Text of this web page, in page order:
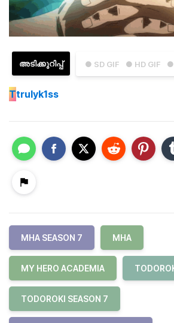
● SD GIF ● HD GIF ●
അടിക്കുറിപ്പ്
Ttrulyk1ss
MHA SEASON 7 MHA
MY HERO ACADEMIA
TODOROKI SEASON 7